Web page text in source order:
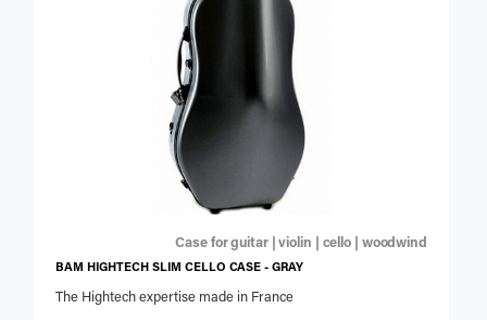
Case for guitar | violin | cello | woodwind
BAM HIGHTECH SLIM CELLO CASE - GRAY
The Hightech expertise made in France